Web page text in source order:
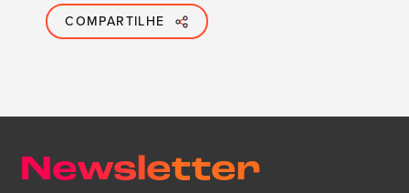
COMPARTILHE
Newsletter